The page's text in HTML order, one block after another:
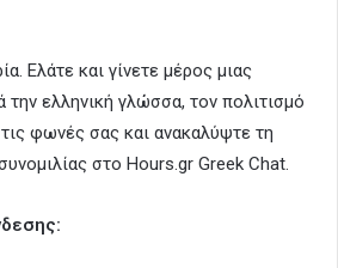
Ελάτε και γίνετε μέρος μιας
την ελληνική γλώσσα, τον πολιτισμό
φωνές σας και ανακαλύψτε τη
στο Hours.gr Greek Chat.